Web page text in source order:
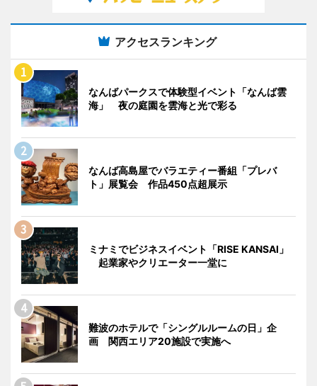
アクセスランキング
なんばパークスで体験型イベント「なんば雲
海」 夜の庭園を雲海と光で彩る
なんば高島屋でバラエティー番組「プレバ
ト」展覧会 作品450点超展示
ミナミでビジネスイベント「RISE KANSAI」
起業家やクリエーター一堂に
難波のホテルで「シングルルームの日」企
画 関西エリア20施設で実施へ